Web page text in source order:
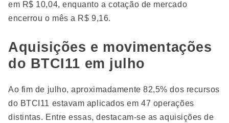
em R$ 10,04, enquanto a cotação de mercado
encerrou o mês a R$ 9,16.
Aquisições e movimentações
do BTCI11 em julho
Ao fim de julho, aproximadamente 82,5% dos recursos
do BTCI11 estavam aplicados em 47 operações
distintas. Entre essas, destacam-se as aquisições de